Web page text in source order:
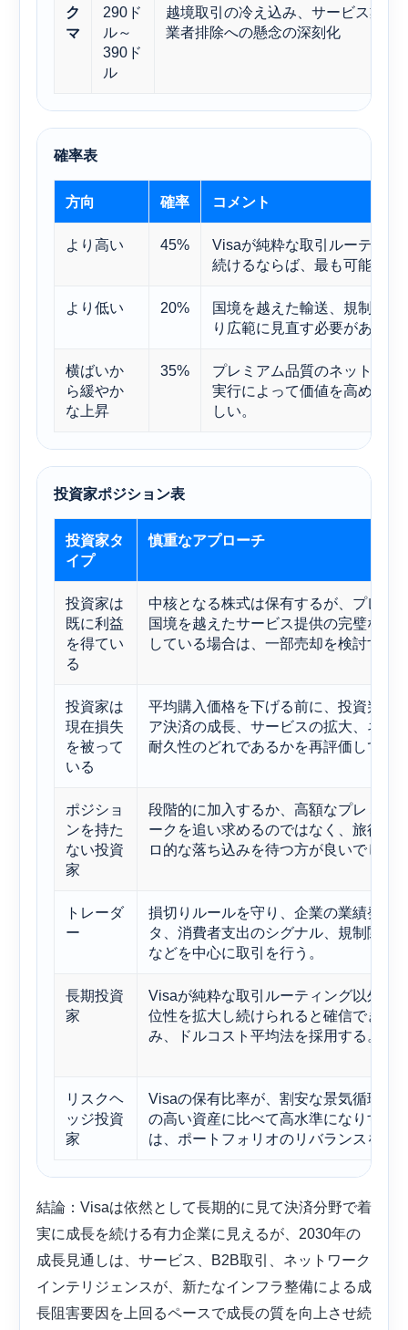
ク
マ
290ド
ル～
390ド
ル
越境取引の冷え込み、サービス業の
業者排除への懸念の深刻化
確率表
方向 確率 コメント
より高い 45%
Visaが純粋な取引ルーティ
続けるならば、最も可能性
より低い 20%
国境を越えた輸送、規制、
り広範に見直す必要があるだ
横ばいか
ら緩やか
な上昇
35%
プレミアム品質のネットワ
実行によって価値を高める
しい。
投資家ポジション表
投資家タ
イプ
慎重なアプローチ
投資家は
既に利益
を得てい
る
中核となる株式は保有するが、プレミ
国境を越えたサービス提供の完璧な実
している場合は、一部売却を検討する
投資家は
現在損失
を被って
いる
平均購入価格を下げる前に、投資判断
ア決済の成長、サービスの拡大、ネッ
耐久性のどれであるかを再評価してく
ポジショ
ンを持た
ない投資
家
段階的に加入するか、高額なプレミア
ークを追い求めるのではなく、旅行や
ロ的な落ち込みを待つ方が良いでしょ
トレーダ
ー
損切りルールを守り、企業の業績発表
タ、消費者支出のシグナル、規制関連
などを中心に取引を行う。
長期投資
家
Visaが純粋な取引ルーティング以外の
位性を拡大し続けられると確信できる
み、ドルコスト平均法を採用する。
リスクヘ
ッジ投資
家
Visaの保有比率が、割安な景気循環資
の高い資産に比べて高水準になりすぎ
は、ポートフォリオのリバランスを行
結論：Visaは依然として長期的に見て決済分野で着
実に成長を続ける有力企業に見えるが、2030年の
成長見通しは、サービス、B2B取引、ネットワーク
インテリジェンスが、新たなインフラ整備による成
長阻害要因を上回るペースで成長の質を向上させ続